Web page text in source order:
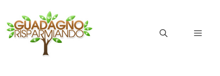
contenuto